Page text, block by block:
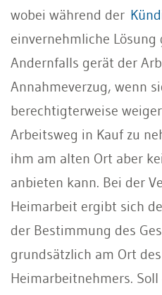
wobei während der
einvernehmliche
Andernfalls gerät der
Annahmeverzug, wenn
berechtigterweise
Arbeitsweg in Kauf zu
ihm am alten Ort aber
anbieten kann. Bei der
Heimarbeit ergibt sich
der Bestimmung des
grundsätzlich am Ort
Heimarbeitnehmers.